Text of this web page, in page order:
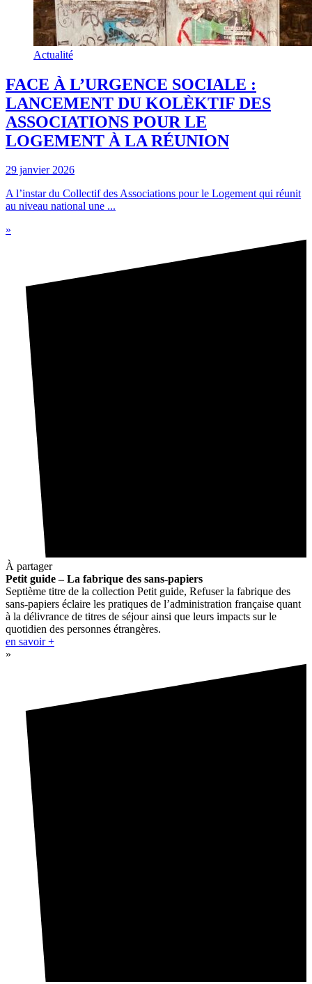
Actualité
FACE À L’URGENCE SOCIALE :
LANCEMENT DU KOLÈKTIF DES
ASSOCIATIONS POUR LE
LOGEMENT À LA RÉUNION
29 janvier 2026
A l’instar du Collectif des Associations pour le Logement qui réunit
au niveau national une ...
»
À partager
Petit guide – La fabrique des sans-papiers
Septième titre de la collection Petit guide, Refuser la fabrique des
sans-papiers éclaire les pratiques de l’administration française quant
à la délivrance de titres de séjour ainsi que leurs impacts sur le
quotidien des personnes étrangères.
en savoir +
»